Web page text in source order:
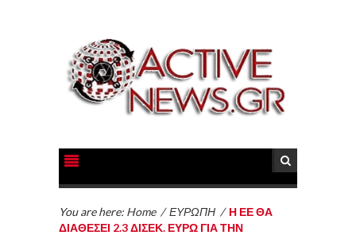
You are here: Home /ΕΥΡΩΠΗ / Η ΕΕ ΘΑ
ΔΙΑΘΕΣΕΙ 2.3 ΔΙΣΕΚ. ΕΥΡΩ ΓΙΑ ΤΗΝ